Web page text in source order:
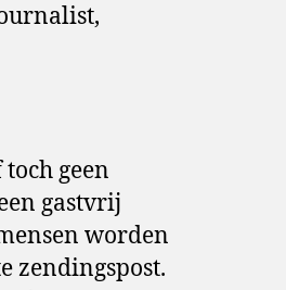
geen
gastvrij
worden
zendingspost.